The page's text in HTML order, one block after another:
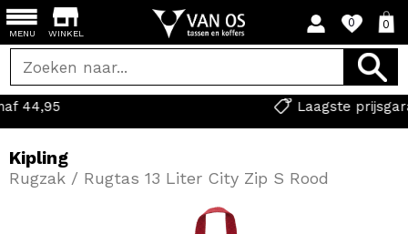
WINKEL
0 0
Laagste prijsgarantie
MENU
Kipling
Rugzak / Rugtas 13 Liter City Zip S Rood